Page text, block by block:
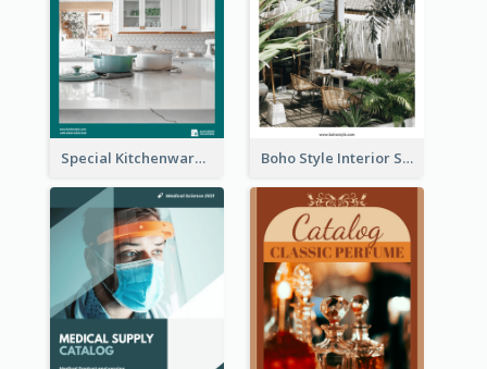
Special Kitchenware Catalog Boho Style Interior Style Catalog